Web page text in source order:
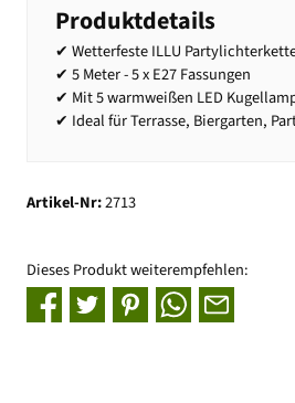
Produktdetails
✔ Wetterfeste ILLU
✔ 5 Meter - 5 x E27 Fassungen
✔ Mit 5 warmweißen LED
✔ Ideal für Terrasse, Biergarten,
Artikel-Nr:2713
Dieses Produkt weiterempfehlen: